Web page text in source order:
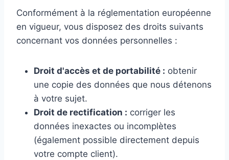
Conformément à la réglementation européenne
en vigueur, vous disposez des droits suivants
concernant vos données personnelles :
Droit d'accès et de portabilité : obtenir
une copie des données que nous détenons
à votre sujet.
Droit de rectification : corriger les
données inexactes ou incomplètes
(également possible directement depuis
votre compte client).